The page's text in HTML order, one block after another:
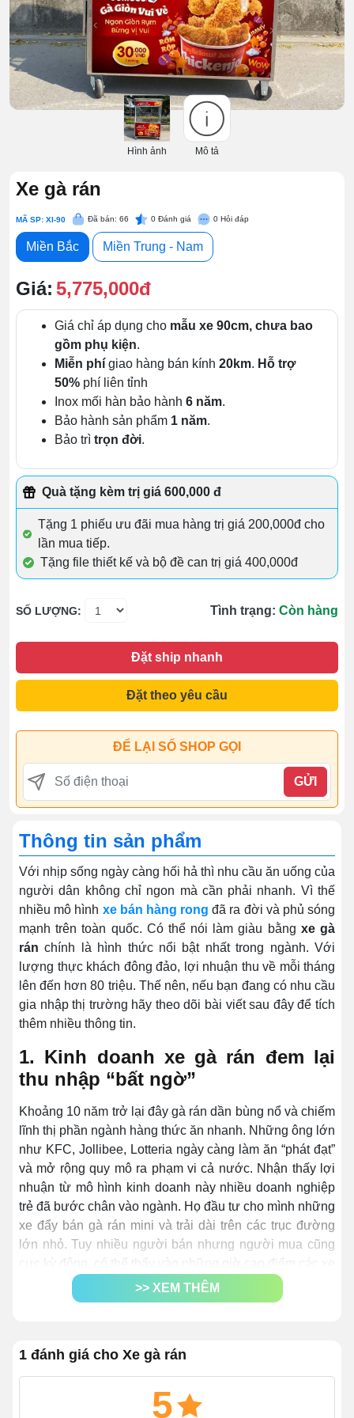
Hình ảnh Mô tả
Xe gà rán
MÃ SP: XI-90 Đã bán: 66 0 Đánh giá 0 Hỏi đáp
Miền Bắc Miền Trung - Nam
Giá: 5,775,000đ
Giá chỉ áp dụng cho mẫu xe 90cm, chưa bao
gồm phụ kiện.
Miễn phí giao hàng bán kính 20km. Hỗ trợ
50% phí liên tỉnh
Inox mối hàn bảo hành 6 năm.
Bảo hành sản phẩm 1 năm.
Bảo trì trọn đời.
Quà tặng kèm trị giá 600,000 đ
Tặng 1 phiếu ưu đãi mua hàng trị giá 200,000đ cho
lần mua tiếp.
Tặng file thiết kế và bộ đề can trị giá 400,000đ
SỐ LƯỢNG: Tình trạng: Còn hàng
Đặt ship nhanh
Đặt theo yêu cầu
ĐỂ LẠI SỐ SHOP GỌI
GỬI
Thông tin sản phẩm
Với nhịp sống ngày càng hối hả thì nhu cầu ăn uống của
người dân không chỉ ngon mà cần phải nhanh. Vì thế
nhiều mô hình xe bán hàng rong đã ra đời và phủ sóng
mạnh trên toàn quốc. Có thể nói làm giàu bằng xe gà
rán chính là hình thức nổi bật nhất trong ngành. Với
lượng thực khách đông đảo, lợi nhuận thu về mỗi tháng
lên đến hơn 80 triệu. Thế nên, nếu bạn đang có nhu cầu
gia nhập thị trường hãy theo dõi bài viết sau đây để tích
thêm nhiều thông tin.
1. Kinh doanh xe gà rán đem lại
thu nhập “bất ngờ”
Khoảng 10 năm trở lại đây gà rán dần bùng nổ và chiếm
lĩnh thị phần ngành hàng thức ăn nhanh. Những ông lớn
như KFC, Jollibee, Lotteria ngày càng làm ăn “phát đạt”
và mở rộng quy mô ra phạm vi cả nước. Nhận thấy lợi
nhuận từ mô hình kinh doanh này nhiều doanh nghiệp
trẻ đã bước chân vào ngành. Họ đầu tư cho mình những
xe đẩy bán gà rán mini và trải dài trên các trục đường
lớn nhỏ. Tuy nhiều người bán nhưng người mua cũng
cực kỳ đông, có thể thấy vào những giờ cao điểm các xe
bán hàng này luôn trong tình trạng over load.
>> XEM THÊM
1 đánh giá cho Xe gà rán
5